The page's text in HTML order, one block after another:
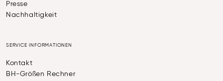
Presse
Nachhaltigkeit
SERVICE INFORMATIONEN
Kontakt
BH-Größen Rechner